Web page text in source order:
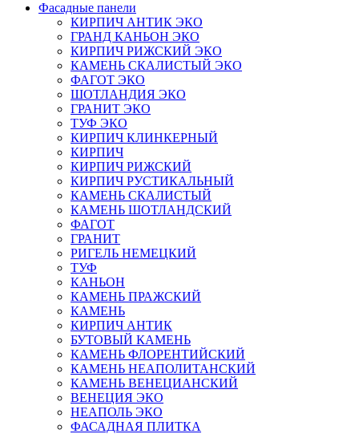
Фасадные панели
КИРПИЧ АНТИК ЭКО
ГРАНД КАНЬОН ЭКО
КИРПИЧ РИЖСКИЙ ЭКО
КАМЕНЬ СКАЛИСТЫЙ ЭКО
ФАГОТ ЭКО
ШОТЛАНДИЯ ЭКО
ГРАНИТ ЭКО
ТУФ ЭКО
КИРПИЧ КЛИНКЕРНЫЙ
КИРПИЧ
КИРПИЧ РИЖСКИЙ
КИРПИЧ РУСТИКАЛЬНЫЙ
КАМЕНЬ СКАЛИСТЫЙ
КАМЕНЬ ШОТЛАНДСКИЙ
ФАГОТ
ГРАНИТ
РИГЕЛЬ НЕМЕЦКИЙ
ТУФ
КАНЬОН
КАМЕНЬ ПРАЖСКИЙ
КАМЕНЬ
КИРПИЧ АНТИК
БУТОВЫЙ КАМЕНЬ
КАМЕНЬ ФЛОРЕНТИЙСКИЙ
КАМЕНЬ НЕАПОЛИТАНСКИЙ
КАМЕНЬ ВЕНЕЦИАНСКИЙ
ВЕНЕЦИЯ ЭКО
НЕАПОЛЬ ЭКО
ФАСАДНАЯ ПЛИТКА